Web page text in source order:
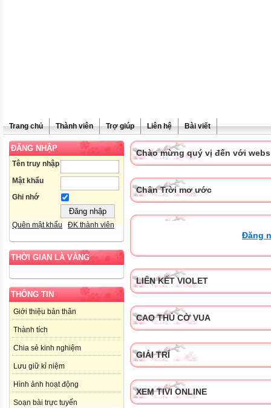
Trang chủ Thành viên Trợ giúp Liên hệ Bài viết
ĐĂNG NHẬP
Tên truy nhập
Mật khẩu
Ghi nhớ
Quên mật khẩu ĐK thành viên
THỜI GIAN LÀ VÀNG
THÔNG TIN
Giới thiệu bản thân
Thành tích
Chia sẻ kinh nghiệm
Lưu giữ kỉ niệm
Hình ảnh hoạt động
Soạn bài trực tuyến
Chào mừng quý vị đến với
Chân Trời mơ ước
Đăng
LIÊN KẾT VIOLET
CAO THỦ CỜ VUA
GIẢI TRÍ
XEM TIVI ONLINE